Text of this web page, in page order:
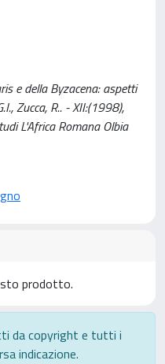
e della Byzacena: aspetti
Zucca, R.. - XII:(1998),
L'Africa Romana Olbia
prodotto.
da copyright e tutti i
indicazione.